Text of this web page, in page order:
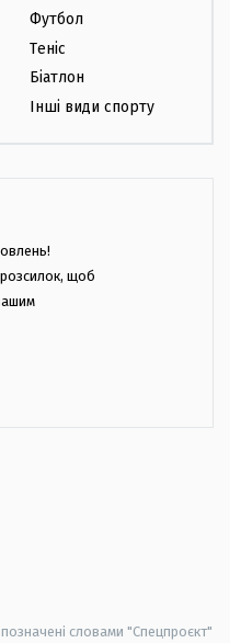
Футбол
Теніс
Біатлон
Інші види спорту
розсилок, щоб
позначені словами "Спецпроєкт"